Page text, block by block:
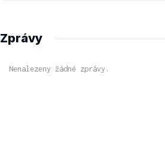
Zprávy
Nenalezeny žádné zprávy.